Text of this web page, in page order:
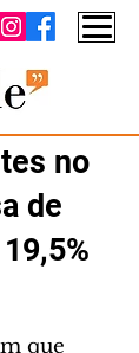
no
de
que